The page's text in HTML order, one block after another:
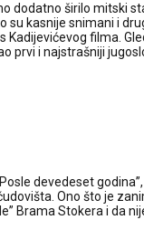
dodatno širilo mitski
su kasnije snimani i
filma.
prvi i najstrašniji
devedeset
Ono što je
Brama Stokera i da